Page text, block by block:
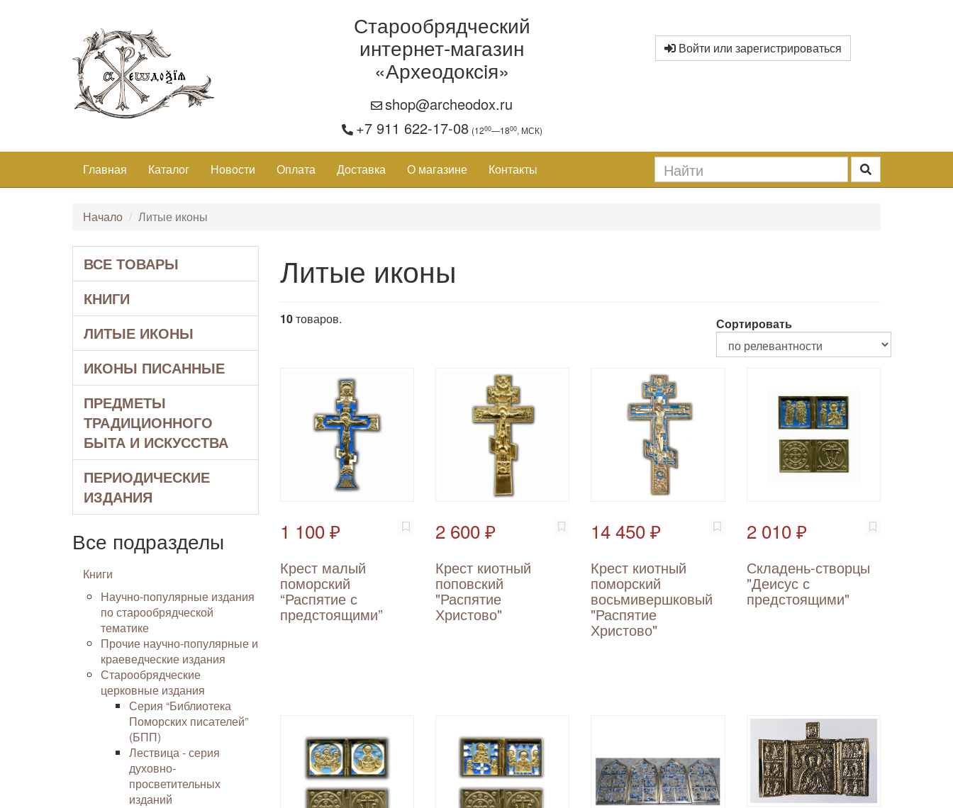
Старообрядческий
интернет-магазин
«Археодоксiя»
shop@archeodox.ru
+7 911 622-17-08 (1200—1800, МСК)
Войти или зарегистрироваться
Главная Каталог Новости Оплата Доставка О магазине Контакты
Начало Литые иконы
ВСЕ ТОВАРЫ
КНИГИ
ЛИТЫЕ ИКОНЫ
ИКОНЫ ПИСАННЫЕ
ПРЕДМЕТЫ
ТРАДИЦИОННОГО
БЫТА И ИСКУССТВА
ПЕРИОДИЧЕСКИЕ
ИЗДАНИЯ
Все подразделы
Книги
Научно-популярные издания
по старообрядческой
тематике
Прочие научно-популярные и
краеведческие издания
Старообрядческие
церковные издания
Серия “Библиотека
Поморских писателей”
(БПП)
Лествица - серия
духовно-
просветительных
изданий
Литые иконы
10товаров. Сортировать
1 100 ₽
Крест малый
поморский
“Распятие с
предстоящими”
2 600 ₽
Крест киотный
поповский
"Распятие
Христово"
14 450 ₽
Крест киотный
поморский
восьмивершковый
"Распятие
Христово"
2 010 ₽
Складень-створцы
"Деисус с
предстоящими"